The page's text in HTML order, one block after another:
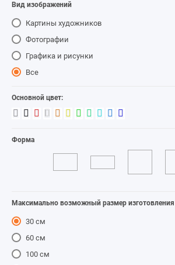
Вид изображений
Картины художников
Фотографии
Графика и рисунки
Все
Основной цвет:
Форма
Максимально возможный размер изготовления
30 см
60 см
100 см